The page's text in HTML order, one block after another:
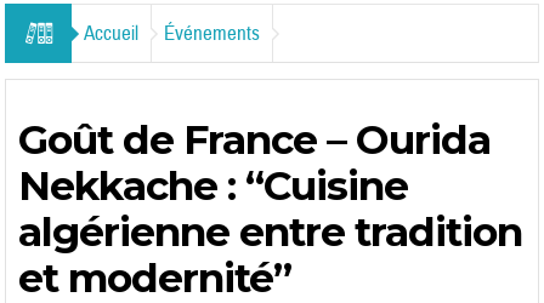
Accueil Événements
Goût de France – Ourida
Nekkache : “Cuisine
algérienne entre tradition
et modernité”